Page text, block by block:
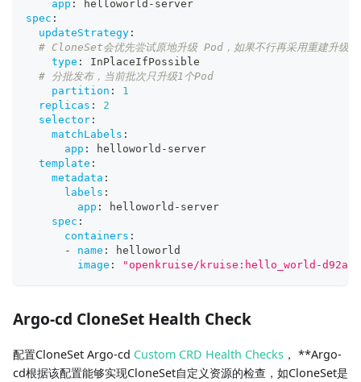
app : helloworld - server
spec :
updateStrategy :
# CloneSet会优先尝试原地升级 Pod，如果不行再采用重建升级
type :
InPlaceIfPossible
# 分批发布，当前批次只升级1个Pod
partition :
1
replicas :
2
selector :
matchLabels :
app : helloworld - server
template :
metadata :
labels :
app : helloworld - server
spec :
containers :
-
name :
helloworld
image : "openkruise/kruise:hello_world-
Argo-cd CloneSet Health Check
配置CloneSet Argo-cd Custom CRD Health Checks ， **Argo-
cd根据该配置能够实现CloneSet自定义资源的检查，如CloneSet是